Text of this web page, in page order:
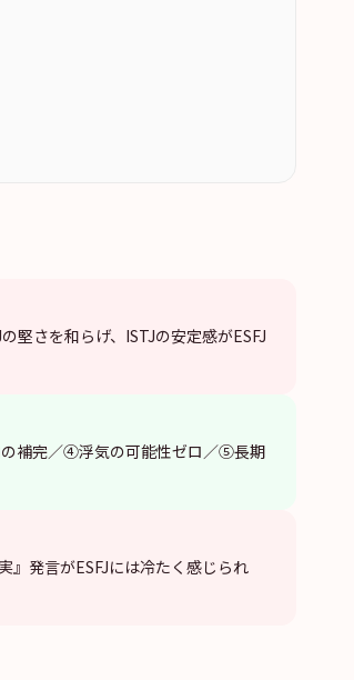
堅さを和らげ、ISTJの安定感がESFJ
補完／④浮気の可能性ゼロ／⑤長期
』発言がESFJには冷たく感じられ